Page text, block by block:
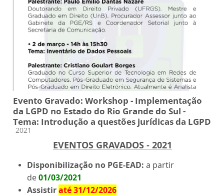
Evento Gravado: Workshop - Implementação
da LGPD no Estado do Rio Grande do Sul -
Tema: Introdução a questões jurídicas da LGPD
Categoria do curso
2021
EVENTOS GRAVADOS - 2021
Disponibilização no PGE-EAD: a partir
de01/03/2021
Assistiraté 31/12/2026